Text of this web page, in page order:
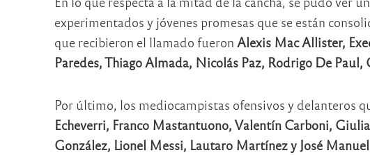
experimentados y jóvenes promesas que se están
que recibieron el llamado fueron Alexis Mac Allister,
Paredes, Thiago Almada, Nicolás Paz, Rodrigo De Paul,
Por último, los mediocampistas ofensivos y delanteros
Echeverri, Franco Mastantuono, Valentín Carboni,
González, Lionel Messi, Lautaro Martínez y José